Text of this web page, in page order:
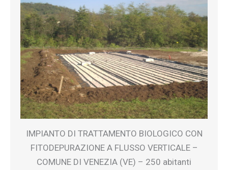
IMPIANTO DI TRATTAMENTO BIOLOGICO CON
FITODEPURAZIONE A FLUSSO VERTICALE –
COMUNE DI VENEZIA (VE) – 250 abitanti